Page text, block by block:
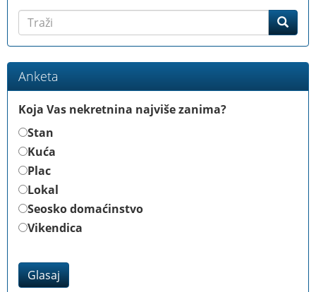
Anketa
Koja Vas nekretnina najviše zanima?
Stan
Kuća
Plac
Lokal
Seosko domaćinstvo
Vikendica
Glasaj